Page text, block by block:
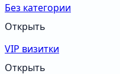
Без категории
Открыть
VIP визитки
Открыть